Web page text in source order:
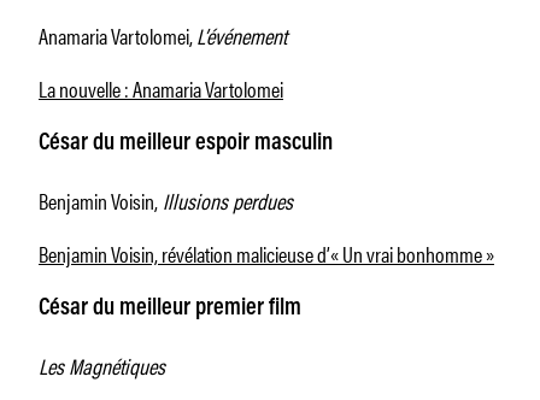
Anamaria Vartolomei,L’événement
La nouvelle : Anamaria Vartolomei
César du meilleur espoir masculin
Benjamin Voisin,Illusions perdues
Benjamin Voisin, révélation malicieuse d’« Un vrai bonhomme »
César du meilleur premier film
Les Magnétiques